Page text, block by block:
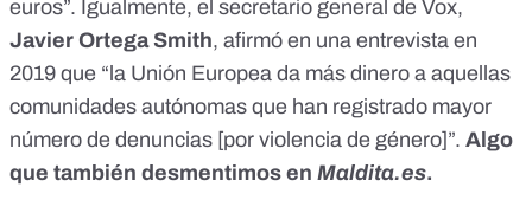
euros”. Igualmente, el secretario general de Vox,
Javier Ortega Smith, afirmó en una entrevista en
2019 que “la Unión Europea da más dinero a aquellas
comunidades autónomas que han registrado mayor
número de denuncias [por violencia de género]”. Algo
que también desmentimos en Maldita.es.